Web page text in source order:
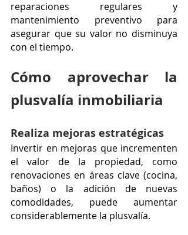
reparaciones regulares y
mantenimiento preventivo para
asegurar que su valor no disminuya
con el tiempo.
Cómo aprovechar la
plusvalía inmobiliaria
Realiza mejoras estratégicas
Invertir en mejoras que incrementen
el valor de la propiedad, como
renovaciones en áreas clave (cocina,
baños) o la adición de nuevas
comodidades, puede aumentar
considerablemente la plusvalía.